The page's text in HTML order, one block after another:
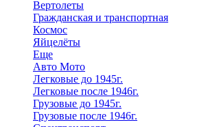
Вертолеты
Гражданская и транспортная
Космос
Яйцелёты
Еще
Авто Мото
Легковые до 1945г.
Легковые после 1946г.
Грузовые до 1945г.
Грузовые после 1946г.